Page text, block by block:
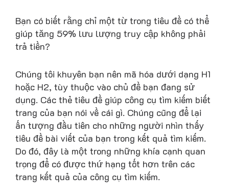
Bạn có biết rằng chỉ một từ trong tiêu đề có thể
giúp tăng 59% lưu lượng truy cập không phải
trả tiền?
Chúng tôi khuyên bạn nên mã hóa dưới dạng H1
hoặc H2, tùy thuộc vào chủ đề bạn đang sử
dụng. Các thẻ tiêu đề giúp công cụ tìm kiếm biết
trang của bạn nói về cái gì. Chúng cũng để lại
ấn tượng đầu tiên cho những người nhìn thấy
tiêu đề bài viết của bạn trong kết quả tìm kiếm.
Do đó, đây là một trong những khía cạnh quan
trọng để có được thứ hạng tốt hơn trên các
trang kết quả của công cụ tìm kiếm.